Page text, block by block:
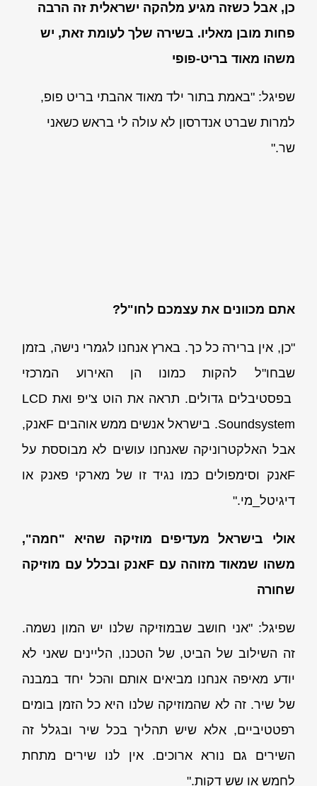
כן, אבל כשזה מגיע מלהקה ישראלית זה הרבה
פחות מובן מאליו. בשירה שלך לעומת זאת, יש
משהו מאוד בריט-פופי
שפיגל: "באמת בתור ילד מאוד אהבתי בריט פופ,
למרות שברט אנדרסון לא עולה לי בראש כשאני
שר."
אתם מכוונים את עצמכם לחו"ל?
"כן, אין ברירה כל כך. בארץ אנחנו לגמרי נישה, בזמן
שבחו"ל להקות כמונו הן האירוע המרכזי
בפסטיבלים גדולים. תראה את הוט צ'יפ ואת LCD
Soundsystem. בישראל אנשים ממש אוהבים Fאנק,
אבל האלקטרוניקה שאנחנו עושים לא מבוססת על
Fאנק וסימפולים כמו נגיד זו של מארקי פאנק או
דיגיטל_מי."
אולי בישראל מעדיפים מוזיקה שהיא "חמה",
משהו שמאוד מזוהה עם Fאנק ובכלל עם מוזיקה
שחורה
שפיגל: "אני חושב שבמוזיקה שלנו יש המון נשמה.
זה השילוב של הביט, של הטכנו, הליינים שאני לא
יודע מאיפה אנחנו מביאים אותם והכל יחד במבנה
של שיר. זה לא שהמוזיקה שלנו היא כל הזמן בומים
רפטטיביים, אלא שיש תהליך בכל שיר ובגלל זה
השירים גם נורא ארוכים. אין לנו שירים מתחת
לחמש או שש דקות."